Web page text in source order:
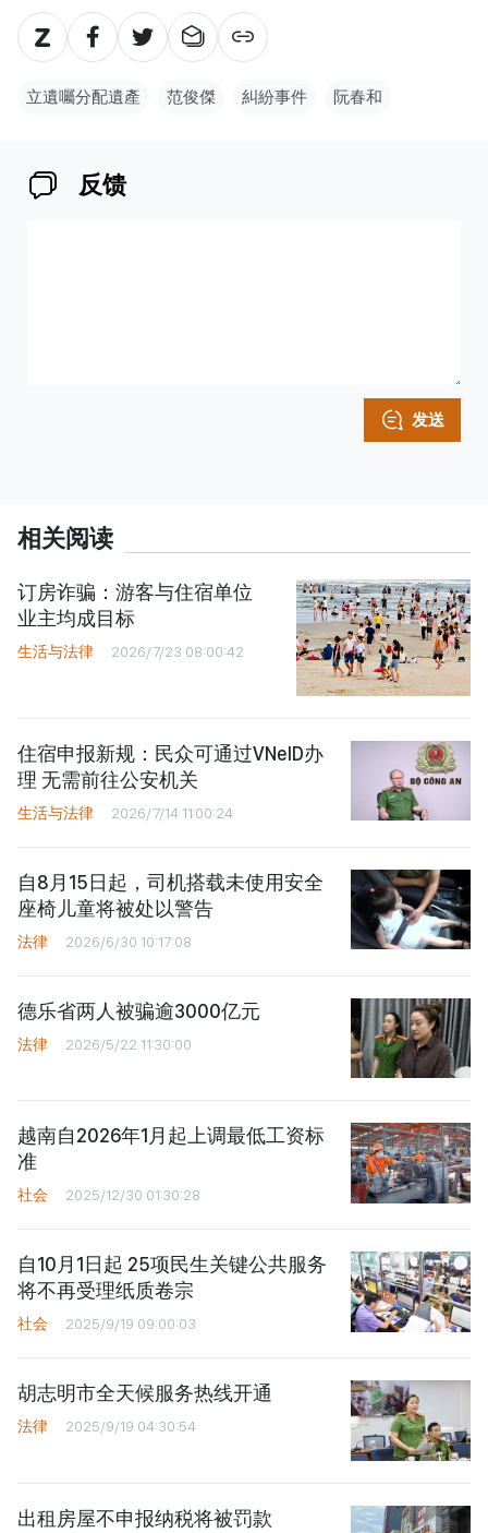
立遺囑分配遺產 范俊傑 糾紛事件 阮春和
反馈
发送
相关阅读
订房诈骗：游客与住宿单位
业主均成目标
生活与法律 2026/7/23 08:00:42
住宿申报新规：民众可通过VNeID办
理 无需前往公安机关
生活与法律 2026/7/14 11:00:24
自8月15日起，司机搭载未使用安全
座椅儿童将被处以警告
法律 2026/6/30 10:17:08
德乐省两人被骗逾3000亿元
法律 2026/5/22 11:30:00
越南自2026年1月起上调最低工资标
准
社会 2025/12/30 01:30:28
自10月1日起 25项民生关键公共服务
将不再受理纸质卷宗
社会 2025/9/19 09:00:03
胡志明市全天候服务热线开通
法律 2025/9/19 04:30:54
出租房屋不申报纳税将被罚款